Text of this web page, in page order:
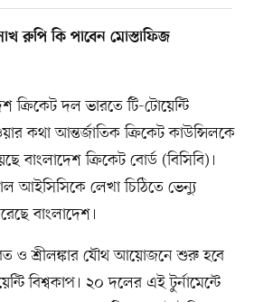
রুপি কি পাবেন মোস্তাফিজ
ক্রিকেট দল ভারতে টি-টোয়েন্টি
কথা আন্তর্জাতিক ক্রিকেট কাউন্সিলকে
বাংলাদেশ ক্রিকেট বোর্ড (বিসিবি)।
আইসিসিকে লেখা চিঠিতে ভেন্যু
বাংলাদেশ।
ও শ্রীলঙ্কার যৌথ আয়োজনে শুরু হবে
বিশ্বকাপ। ২০ দলের এই টুর্নামেন্টে